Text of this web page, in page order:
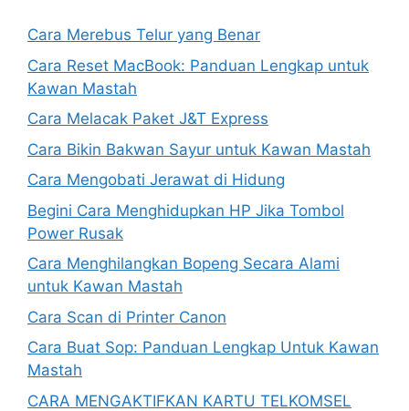
Cara Merebus Telur yang Benar
Cara Reset MacBook: Panduan Lengkap untuk
Kawan Mastah
Cara Melacak Paket J&T Express
Cara Bikin Bakwan Sayur untuk Kawan Mastah
Cara Mengobati Jerawat di Hidung
Begini Cara Menghidupkan HP Jika Tombol
Power Rusak
Cara Menghilangkan Bopeng Secara Alami
untuk Kawan Mastah
Cara Scan di Printer Canon
Cara Buat Sop: Panduan Lengkap Untuk Kawan
Mastah
CARA MENGAKTIFKAN KARTU TELKOMSEL